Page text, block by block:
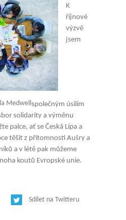
Medwell
K
říjnové
výzvě
jsem
společným úsilím
solidarity a výměnu
palce, ať se Česká Lípa a
těšit z přítomnosti Aušry a
a v létě pak můžeme
koutů Evropské unie.
Sdílet na Twitteru